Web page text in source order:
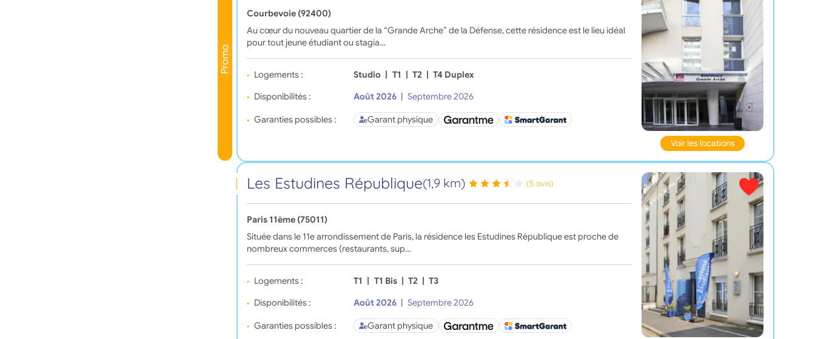
Promo
Courbevoie (92400)
Au cœur du nouveau quartier de la “Grande Arche” de la Défense, cette résidence est le lieu idéal
pour tout jeune étudiant ou stagia…
Logements : Studio | T1 | T2 | T4 Duplex
Disponibilités :
Août 2026 | Septembre 2026
Garanties possibles : Garant physique
Voir les locations
Les Estudines République(1,9 km) (5 avis)
Paris 11ème (75011)
Située dans le 11e arrondissement de Paris, la résidence les Estudines République est proche de
nombreux commerces (restaurants, sup…
Logements : T1 | T1 Bis | T2 | T3
Disponibilités :
Août 2026 | Septembre 2026
Garanties possibles : Garant physique